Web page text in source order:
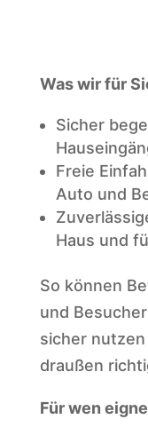
Was wir für
Sicher
Freie
Auto und
Haus und
So können
und
sicher
draußen
Für wen